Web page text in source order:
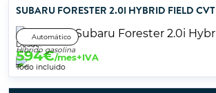
SUBARU FORESTER 2.0I HYBRID FIELD CVT
Automático
Híbrido gasolina
Desde:
594€/mes+IVA
Todo incluido